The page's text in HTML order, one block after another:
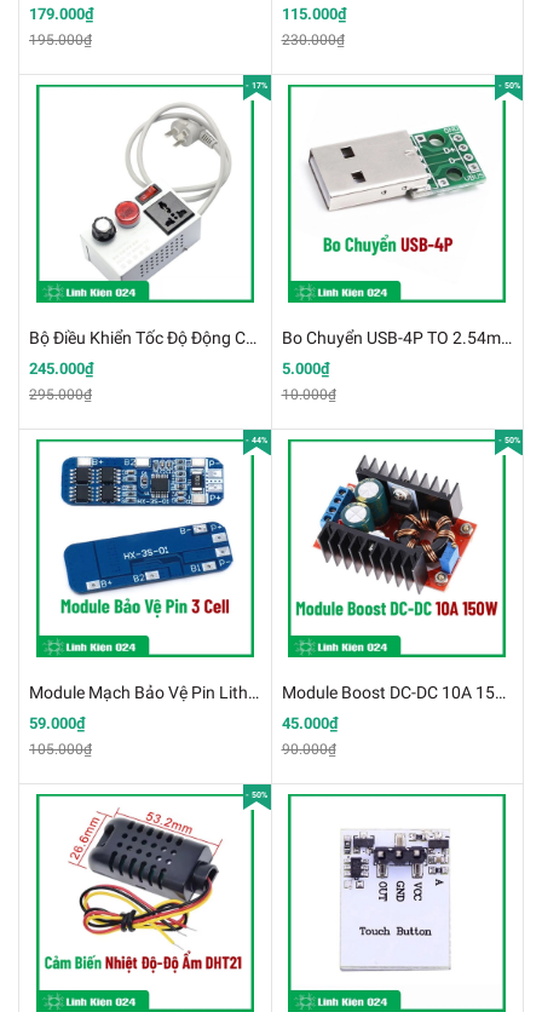
179.000₫
195.000₫
115.000₫
230.000₫
- 17%
Bộ Điều Khiển Tốc Độ Động Cơ 220VAC 4KW Hiển Thị Điện Áp V2
245.000₫
295.000₫
- 50%
Bo Chuyển USB-4P TO 2.54mil DIP (K2H10-2)
5.000₫
10.000₫
- 44%
Module Mạch Bảo Vệ Pin Lithium 3 Cell 12.6V Dòng Xả 10A (K2I12-2)
59.000₫
105.000₫
- 50%
Module Boost DC-DC 10A 150W In 10-32V / Out 12V-35V (K2C6)
45.000₫
90.000₫
- 50%